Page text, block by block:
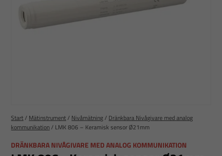
Start/ Mätinstrument/ Nivåmätning/ Dränkbara Nivågivare med analog
kommunikation/ LMK 806 – Keramisk sensor Ø21mm
DRÄNKBARA NIVÅGIVARE MED ANALOG KOMMUNIKATION